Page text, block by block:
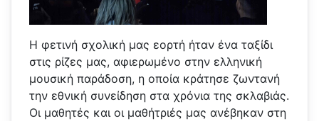
Η φετινή σχολική μας εορτή ήταν ένα ταξίδι
στις ρίζες μας, αφιερωμένο στην ελληνική
μουσική παράδοση, η οποία κράτησε ζωντανή
την εθνική συνείδηση στα χρόνια της σκλαβιάς.
Οι μαθητές και οι μαθήτριές μας ανέβηκαν στη